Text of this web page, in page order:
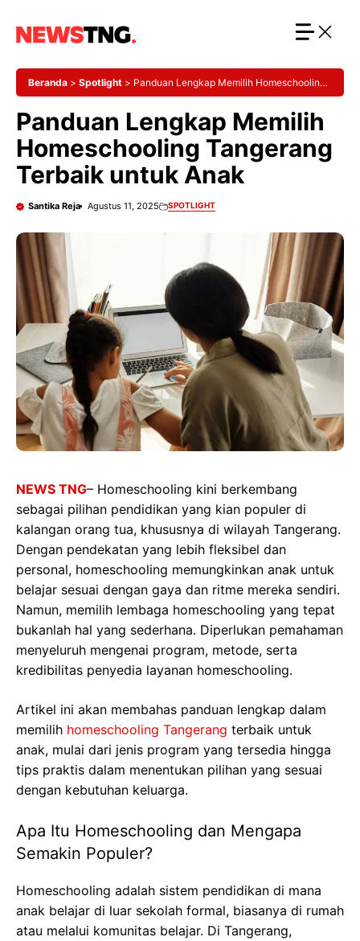
Beranda > Spotlight > Panduan Lengkap Memilih Homeschooling
Panduan Lengkap Memilih
Homeschooling Tangerang
Terbaik untuk Anak
Santika Reja Agustus 11, 2025 SPOTLIGHT
NEWS TNG– Homeschooling kini berkembang
sebagai pilihan pendidikan yang kian populer di
kalangan orang tua, khususnya di wilayah Tangerang.
Dengan pendekatan yang lebih fleksibel dan
personal, homeschooling memungkinkan anak untuk
belajar sesuai dengan gaya dan ritme mereka sendiri.
Namun, memilih lembaga homeschooling yang tepat
bukanlah hal yang sederhana. Diperlukan pemahaman
menyeluruh mengenai program, metode, serta
kredibilitas penyedia layanan homeschooling.
Artikel ini akan membahas panduan lengkap dalam
memilih homeschooling Tangerang terbaik untuk
anak, mulai dari jenis program yang tersedia hingga
tips praktis dalam menentukan pilihan yang sesuai
dengan kebutuhan keluarga.
Apa Itu Homeschooling dan Mengapa
Semakin Populer?
Homeschooling adalah sistem pendidikan di mana
anak belajar di luar sekolah formal, biasanya di rumah
atau melalui komunitas belajar. Di Tangerang,